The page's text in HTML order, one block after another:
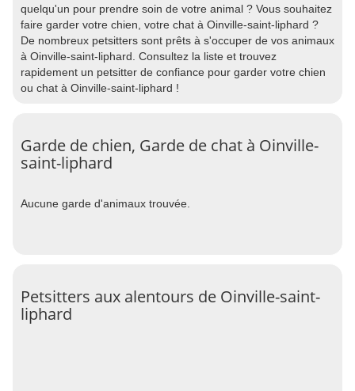
quelqu'un pour prendre soin de votre animal ? Vous souhaitez
faire garder votre chien, votre chat à Oinville-saint-liphard ?
De nombreux petsitters sont prêts à s'occuper de vos animaux
à Oinville-saint-liphard. Consultez la liste et trouvez
rapidement un petsitter de confiance pour garder votre chien
ou chat à Oinville-saint-liphard !
Garde de chien, Garde de chat à Oinville-
saint-liphard
Aucune garde d'animaux trouvée.
Petsitters aux alentours de Oinville-saint-
liphard